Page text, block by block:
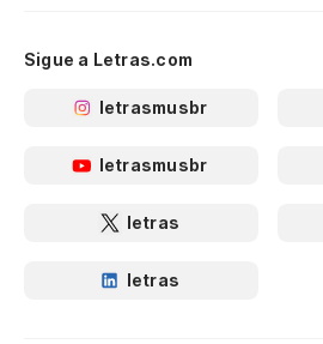
Sigue a Letras.com
letrasmusbr
letrasmusbr
letras
letras